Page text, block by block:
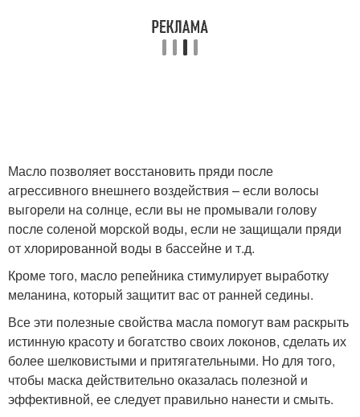
Масло позволяет восстановить пряди после
агрессивного внешнего воздействия – если волосы
выгорели на солнце, если вы не промывали голову
после соленой морской воды, если не защищали пряди
от хлорированной воды в бассейне и т.д.
Кроме того, масло репейника стимулирует выработку
меланина, который защитит вас от ранней седины.
Все эти полезные свойства масла помогут вам раскрыть
истинную красоту и богатство своих локонов, сделать их
более шелковистыми и притягательными. Но для того,
чтобы маска действительно оказалась полезной и
эффективной, ее следует правильно нанести и смыть.